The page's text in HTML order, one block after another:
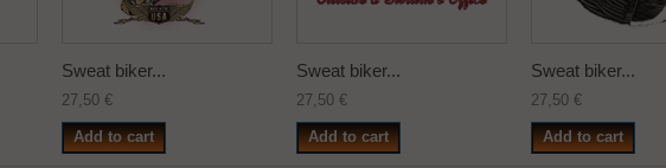
Sweat biker...
27,50 €
Add to cart
Sweat biker...
27,50 €
Add to cart
Sweat biker...
27,50 €
Add to cart